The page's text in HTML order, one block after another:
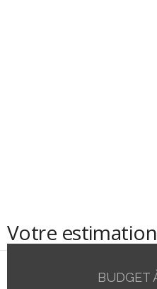
Votre
BUDGET